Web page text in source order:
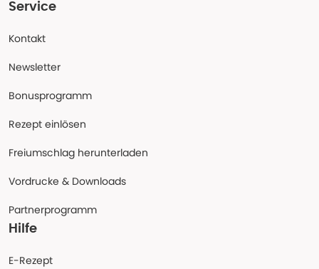
Service
Kontakt
Newsletter
Bonusprogramm
Rezept einlösen
Freiumschlag herunterladen
Vordrucke & Downloads
Partnerprogramm
Hilfe
E-Rezept